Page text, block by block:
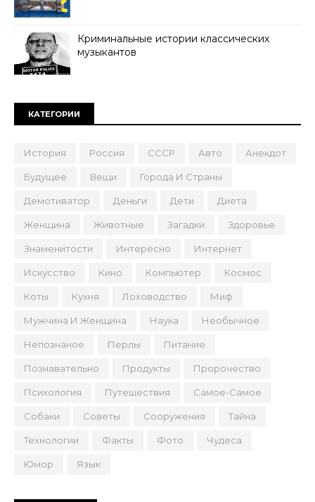
Криминальные истории классических
музыкантов
КАТЕГОРИИ
История Россия СССР Авто Анекдот
Будущее Вещи Города И Страны
Демотиватор Деньги Дети Диета
Женщина Животные Загадки Здоровье
Знаменитости Интересно Интернет
Искусство Кино Компьютер Космос
Коты Кухня Лоховодство Миф
Мужчина И Женщина Наука Необычное
Непознаное Перлы Питание
Познавательно Продукты Пророчество
Психология Путешествия Самое-Самое
Собаки Советы Сооружения Тайна
Технологии Факты Фото Чудеса
Юмор Язык